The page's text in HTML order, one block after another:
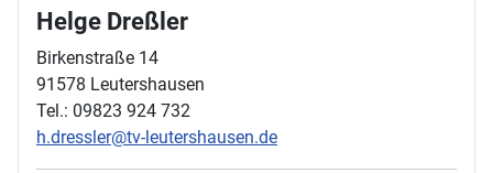
Helge Dreßler
Birkenstraße 14
91578 Leutershausen
Tel.: 09823 924 732
h.dressler@tv-leutershausen.de